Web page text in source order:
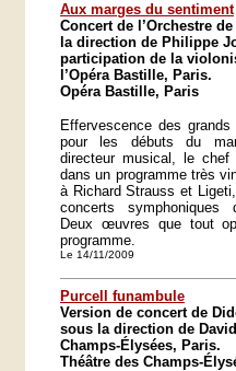
Aux marges du sentiment
Concert de l’Orchestre
la direction de Philippe
participation de la
l’Opéra Bastille, Paris.
Opéra Bastille, Paris
Effervescence des
pour les débuts du
directeur musical, le chef
dans un programme très
à Richard Strauss et
concerts symphoniques
Deux œuvres que tout
programme.
Le 14/11/2009
Purcell funambule
Version de concert de
sous la direction de
Champs-Élysées, Paris.
Théâtre des Champs-